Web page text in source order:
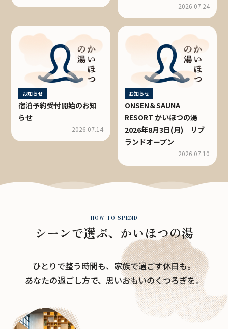
2026.07.24
お知らせ
宿泊予約受付開始のお知
らせ
2026.07.14
お知らせ
ONSEN＆SAUNA
RESORT かいほつの湯
2026年8月3日(月) リブ
ランドオープン
2026.07.10
HOW TO SPEND
シーンで選ぶ、かいほつの湯
ひとりで整う時間も、家族で過ごす休日も。
あなたの過ごし方で、思いおもいのくつろぎを。